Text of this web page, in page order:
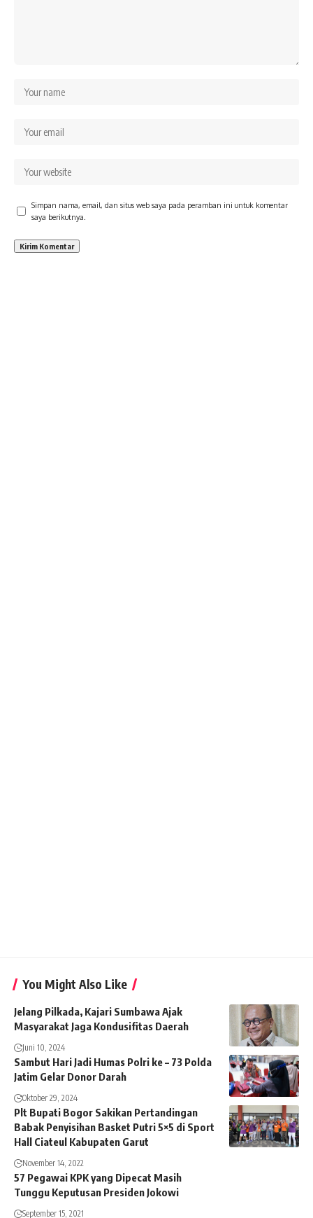
Simpan nama, email, dan situs web saya pada peramban ini untuk komentar
saya berikutnya.
You Might Also Like
Jelang Pilkada, Kajari Sumbawa Ajak
Masyarakat Jaga Kondusifitas Daerah
Juni 10, 2024
Sambut Hari Jadi Humas Polri ke – 73 Polda
Jatim Gelar Donor Darah
Oktober 29, 2024
Plt Bupati Bogor Sakikan Pertandingan
Babak Penyisihan Basket Putri 5×5 di Sport
Hall Ciateul Kabupaten Garut
November 14, 2022
57 Pegawai KPK yang Dipecat Masih
Tunggu Keputusan Presiden Jokowi
September 15, 2021